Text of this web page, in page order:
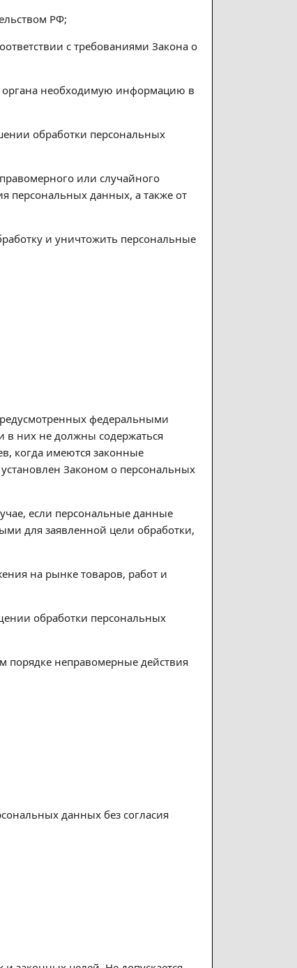
РФ;
с требованиями Закона о
органа необходимую информацию в
обработки персональных
или случайного
персональных данных, а также от
и уничтожить персональные
федеральными
в них не должны содержаться
когда имеются законные
Законом о персональных
если персональные данные
для заявленной цели обработки,
на рынке товаров, работ и
обработки персональных
порядке неправомерные действия
данных без согласия